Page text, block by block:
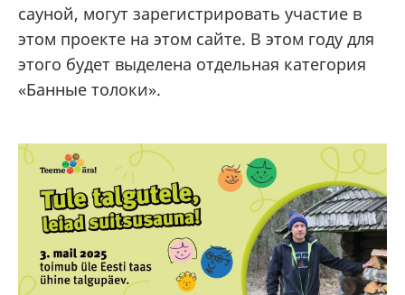
сауной, могут зарегистрировать участие в
этом проекте на этом сайте. В этом году для
этого будет выделена отдельная категория
«Банные толоки».